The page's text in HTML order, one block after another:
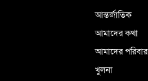
আন্তর্জাতিক
আমাদের কথা
আমাদের পরিবার
খুলনা